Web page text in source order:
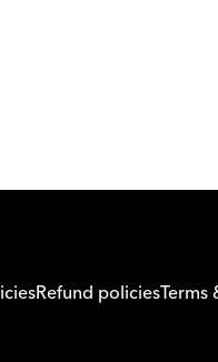
Download
Refund policiesTerms